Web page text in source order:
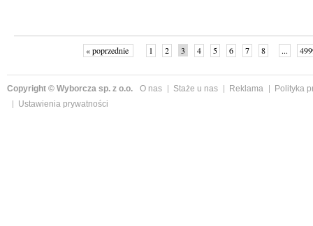
« poprzednie 1 2 3 4 5 6 7 8 ...
Copyright © Wyborcza sp. z o.o. O nas Staże u nas Reklama
Polityka
Ustawienia prywatności